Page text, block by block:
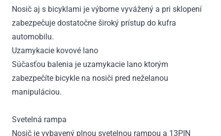
Nosič aj s bicyklami je výborne vyvážený a pri sklopení
zabezpečuje dostatočne široký prístup do kufra
automobilu.
Uzamykacie kovové lano
Súčasťou balenia je uzamykacie lano ktorým
zabezpečíte bicykle na nosiči pred neželanou
manipuláciou.
Svetelná rampa
Nosič je vybavený plnou svetelnou rampou a 13PIN